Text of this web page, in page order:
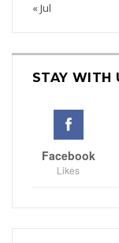
« Jul
STAY WITH
Facebook
Likes